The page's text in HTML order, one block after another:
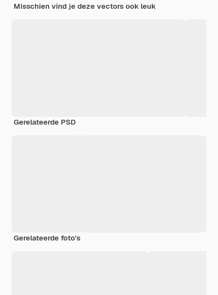
Misschien vind je deze vectors ook leuk
Gerelateerde PSD
Gerelateerde foto's